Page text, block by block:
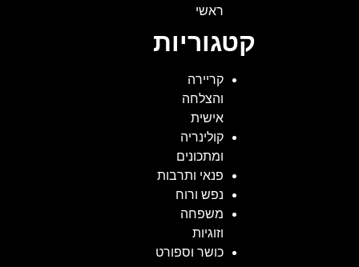
ראשי
קטגוריות
קריירה
והצלחה
אישית
קולינריה
ומתכונים
פנאי ותרבות
נפש ורוח
משפחה
וזוגיות
כושר וספורט